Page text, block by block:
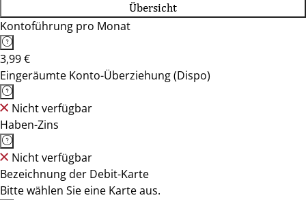
Übersicht
Kontoführung pro Monat
3,99 €
Eingeräumte Konto-Überziehung (Dispo)
Nicht verfügbar
Haben-Zins
Nicht verfügbar
Bezeichnung der Debit-Karte
Bitte wählen Sie eine Karte aus.